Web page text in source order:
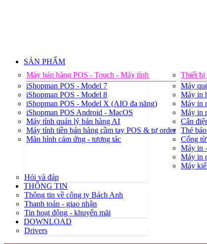
SẢN PHẨM
Máy bán hàng POS - Touch - Máy tính
iShopman POS - Model 7
iShopman POS - Model 8
iShopman POS - Model X (AIO đa năng)
iShopman POS Android - MacOS
Máy tính quản lý bán hàng AI
Máy tính tiền bán hàng cầm tay POS & tự order
Màn hình cảm ứng - tương tác
Thiết bị
Máy
Máy in
Máy in
Máy in
Cân
Thẻ
Cổng
Máy in
Máy in
Máy
Hỏi và đáp
THÔNG TIN
Thông tin về công ty Bách Anh
Thanh toán - giao nhận
Tin hoạt động - khuyến mãi
DOWNLOAD
Drivers